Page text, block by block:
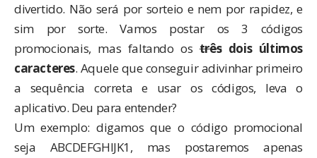
divertido. Não será por sorteio e nem por rapidez, e
sim por sorte. Vamos postar os 3 códigos
promocionais, mas faltando ostrêsdois últimos
caracteres. Aquele que conseguir adivinhar primeiro
a sequência correta e usar os códigos, leva o
aplicativo. Deu para entender?
Um exemplo: digamos que o código promocional
seja ABCDEFGHIJK1, mas postaremos apenas